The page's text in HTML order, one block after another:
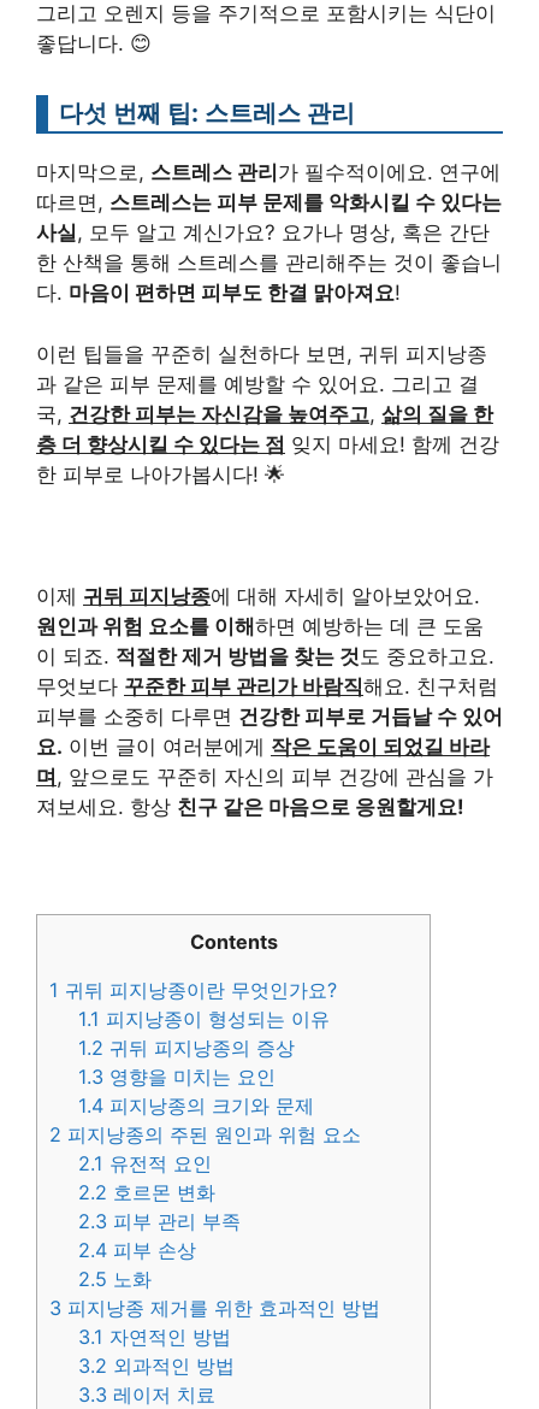
그리고 오렌지 등을 주기적으로 포함시키는 식단이
좋답니다. 😊
다섯 번째 팁: 스트레스 관리
마지막으로, 스트레스 관리 가 필수적이에요. 연구에
따르면, 스트레스는 피부 문제를 악화시킬 수 있다는
사실, 모두 알고 계신가요? 요가나 명상, 혹은 간단
한 산책을 통해 스트레스를 관리해주는 것이 좋습니
다. 마음이 편하면 피부도 한결 맑아져요!
이런 팁들을 꾸준히 실천하다 보면, 귀뒤 피지낭종
과 같은 피부 문제를 예방할 수 있어요. 그리고 결
국, 건강한 피부는 자신감을 높여주고, 삶의 질을 한
층 더 향상시킬 수 있다는 점 잊지 마세요! 함께 건강
한 피부로 나아가봅시다! 🌟
이제 귀뒤 피지낭종에 대해 자세히 알아보았어요.
원인과 위험 요소를 이해하면 예방하는 데 큰 도움
이 되죠. 적절한 제거 방법을 찾는 것 도 중요하고요.
무엇보다 꾸준한 피부 관리가 바람직해요. 친구처럼
피부를 소중히 다루면 건강한 피부로 거듭날 수 있어
요. 이번 글이 여러분에게 작은 도움이 되었길 바라
며, 앞으로도 꾸준히 자신의 피부 건강에 관심을 가
져보세요. 항상 친구 같은 마음으로 응원할게요!
Contents
1 귀뒤 피지낭종이란 무엇인가요?
1.1 피지낭종이 형성되는 이유
1.2 귀뒤 피지낭종의 증상
1.3 영향을 미치는 요인
1.4 피지낭종의 크기와 문제
2 피지낭종의 주된 원인과 위험 요소
2.1 유전적 요인
2.2 호르몬 변화
2.3 피부 관리 부족
2.4 피부 손상
2.5 노화
3 피지낭종 제거를 위한 효과적인 방법
3.1 자연적인 방법
3.2 외과적인 방법
3.3 레이저 치료